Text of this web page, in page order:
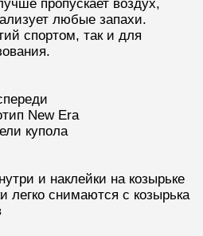
пропускает воздух,
любые запахи.
спортом, так и для
New Era
купола
и наклейки на козырьке
легко снимаются с козырька